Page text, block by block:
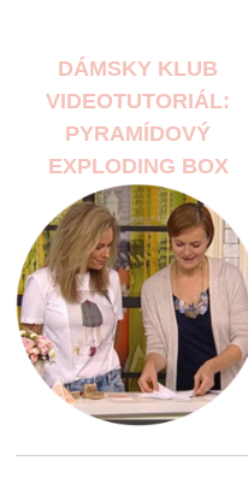
DÁMSKY KLUB
VIDEOTUTORIÁL:
PYRAMÍDOVÝ
EXPLODING BOX